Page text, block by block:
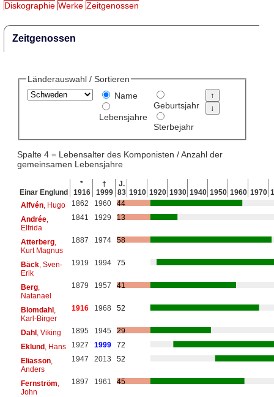
Diskographie Werke Zeitgenossen
Zeitgenossen
Länderauswahl / Sortieren
Name
Lebensjahre
Geburtsjahr
Sterbejahr
Spalte 4 = Lebensalter des Komponisten / Anzahl der
gemeinsamen Lebensjahre
Einar Englund
*
1916
†
1999
J.
83 1910 1920 1930 1940 1950 1960 1970
Alfvén, Hugo 1862 1960
44
Andrée,
Elfrida
1841 1929 13
Atterberg,
Kurt Magnus
1887 1974 58
Bäck, Sven-
Erik
1919 1994 75
Berg,
Natanael
1879 1957 41
Blomdahl,
Karl-Birger
1916 1968 52
Dahl, Viking 1895 1945
29
Eklund, Hans 1927 1999
72
Eliasson,
Anders
1947 2013 52
Fernström
John
1897 1961 45